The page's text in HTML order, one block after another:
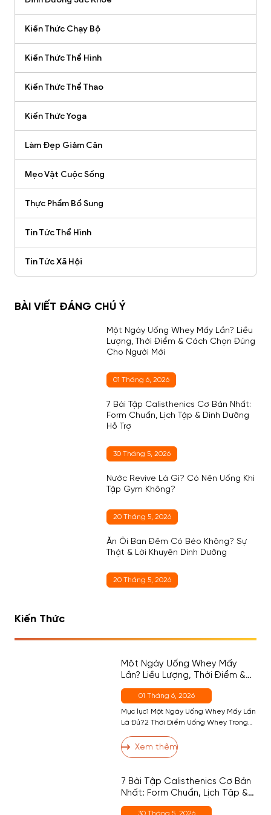
Kiến Thức Chạy Bộ
Kiến Thức Thể Hình
Kiến Thức Thể Thao
Kiến Thức Yoga
Làm Đẹp Giảm Cân
Mẹo Vặt Cuộc Sống
Thực Phẩm Bổ Sung
Tin Tức Thể Hình
Tin Tức Xã Hội
BÀI VIẾT ĐÁNG CHÚ Ý
Một Ngày Uống Whey Mấy Lần? Liều
Lượng, Thời Điểm & Cách Chọn Đúng
Cho Người Mới
01 Tháng 6, 2026
7 Bài Tập Calisthenics Cơ Bản Nhất:
Form Chuẩn, Lịch Tập & Dinh Dưỡng
Hỗ Trợ
30 Tháng 5, 2026
Nước Revive Là Gì? Có Nên Uống Khi
Tập Gym Không?
20 Tháng 5, 2026
Ăn Ổi Ban Đêm Có Béo Không? Sự
Thật & Lời Khuyên Dinh Dưỡng
20 Tháng 5, 2026
Kiến Thức
Một Ngày Uống Whey Mấy
Lần? Liều Lượng, Thời Điểm &
Cách Chọn Đúng Cho Người
Mới
01 Tháng 6, 2026
Mục lục1 Một Ngày Uống Whey Mấy Lần
Là Đủ?2 Thời Điểm Uống Whey Trong
Thời Điểm 1 (Quan Trọng Nhất) — Sau
Tập2.2 Thời Điểm 2 — Buổi Sáng (Nếu
(Casein, Không Phải Whey)2.4 Thời
Điểm 4 — Giữa Các […]
Xem thêm
7 Bài Tập Calisthenics Cơ Bản
Nhất: Form Chuẩn, Lịch Tập &
Dinh Dưỡng Hỗ Trợ